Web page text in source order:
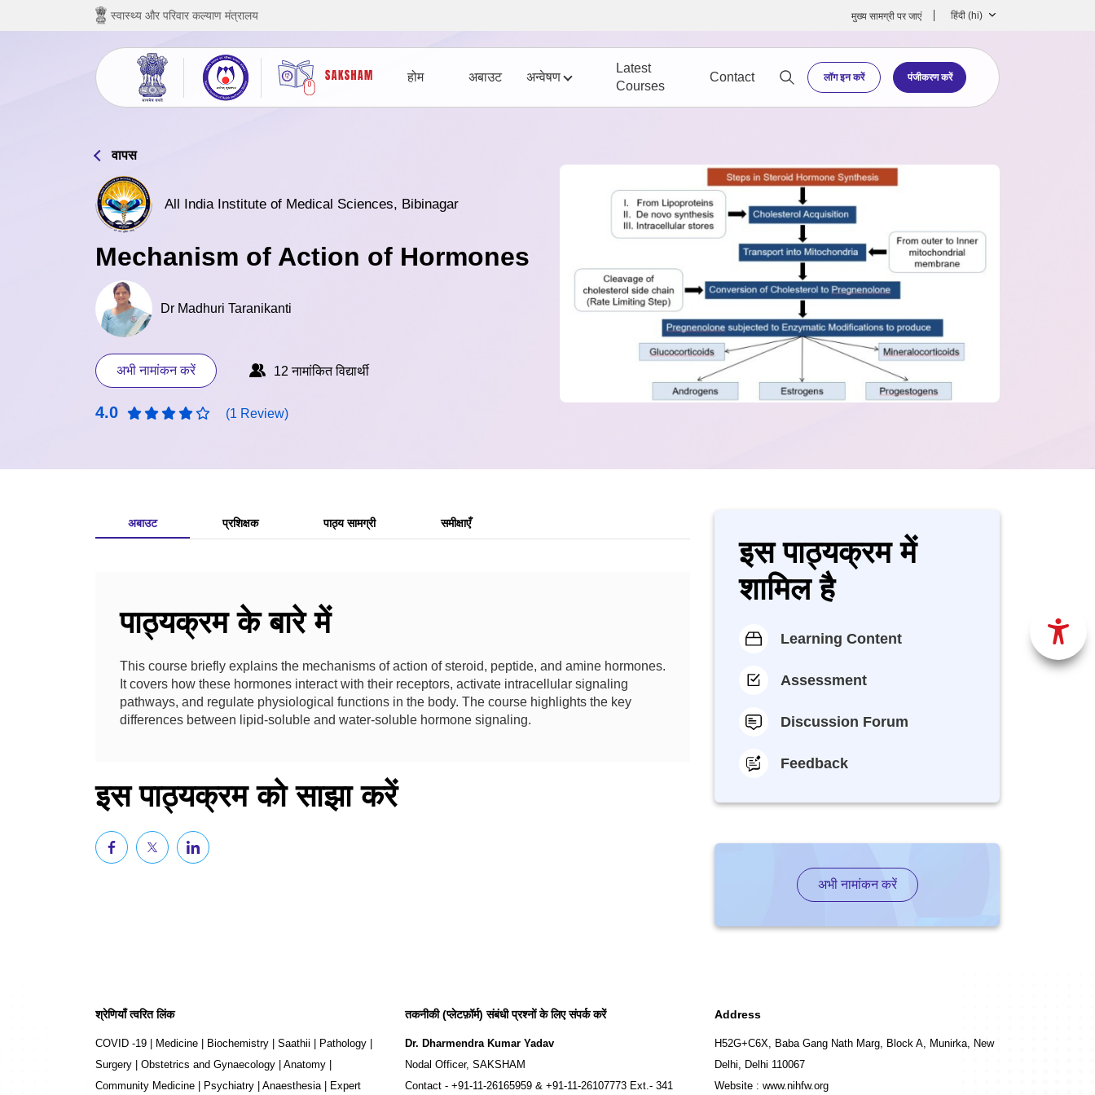
छोड़ कर मुख्य सामग्री पर जाएं
स्वास्थ्य और परिवार कल्याण मंत्रालय मुख्‍य सामग्री पर जाएं हिंदी ‎(hi)‎
होम अबाउट अन्वेषण
Latest
Courses
Contact लॉग इन करें पंजीकरण करें
वापस
All India Institute of Medical Sciences, Bibinagar
Mechanism of Action of Hormones
Dr Madhuri Taranikanti
अभी नामांकन करें 12 नामांकित विद्यार्थी
4.0 (1 Review)
अबाउट प्रशिक्षक पाठ्य सामग्री समीक्षाएँ
पाठ्यक्रम के बारे में
This course briefly explains the mechanisms of action of steroid, peptide, and amine hormones.
It covers how these hormones interact with their receptors, activate intracellular signaling
pathways, and regulate physiological functions in the body. The course highlights the key
differences between lipid-soluble and water-soluble hormone signaling.
इस पाठ्यक्रम को साझा करें
इस पाठ्यक्रम में
शामिल है
Learning Content
Assessment
Discussion Forum
Feedback
अभी नामांकन करें
श्रेणियाँ त्वरित लिंक
COVID -19 Medicine Biochemistry Saathii Pathology
Surgery
Obstetrics and Gynaecology Anatomy
Community Medicine
Psychiatry Anaesthesia| Expert
तकनीकी (प्लेटफ़ॉर्म) संबंधी प्रश्नों के लिए संपर्क करें
Dr. Dharmendra Kumar Yadav
Nodal Officer, SAKSHAM
Contact - +91-11-26165959 & +91-11-26107773 Ext.- 341
Address
H52G+C6X, Baba Gang Nath Marg, Block A, Munirka, New
Delhi, Delhi 110067
Website : www.nihfw.org